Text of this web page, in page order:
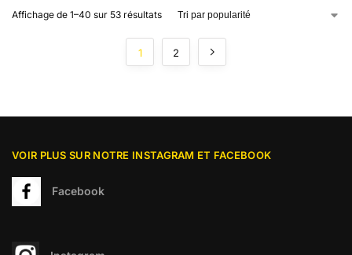
Affichage de 1–40 sur 53 résultats
1 2
VOIR PLUS SUR NOTRE INSTAGRAM ET FACEBOOK
Facebook